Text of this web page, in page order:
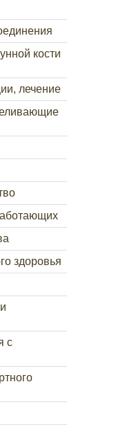
кости
лечение
здоровья
с